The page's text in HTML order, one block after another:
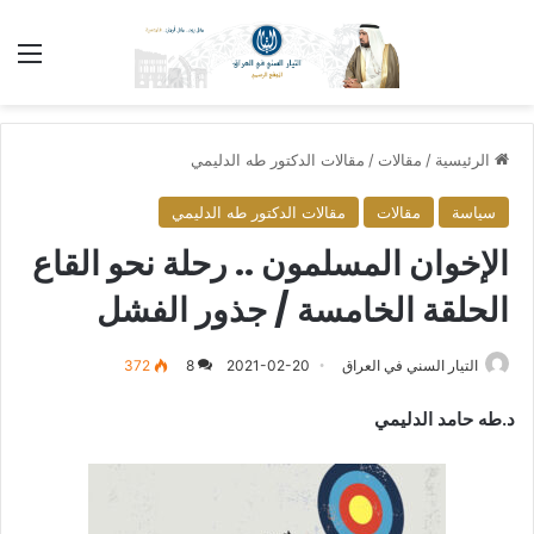
الرئيسية / مقالات / مقالات الدكتور طه الدليمي
سياسة مقالات مقالات الدكتور طه الدليمي
الإخوان المسلمون .. رحلة نحو القاع
الحلقة الخامسة / جذور الفشل
التيار السني في العراق 2021-02-20
8
372
د.طه حامد الدليمي